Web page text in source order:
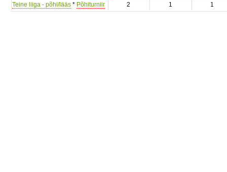
Teine liiga - põhi/lääs * Põhiturniir 2 1 1